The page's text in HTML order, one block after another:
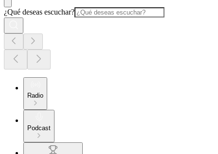
¿Qué deseas escuchar?
Radio
Podcast